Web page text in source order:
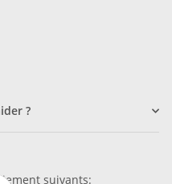
?
suivants: